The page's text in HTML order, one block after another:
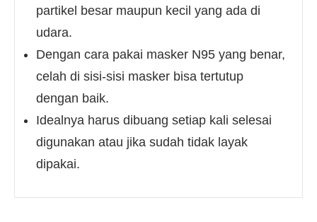
partikel besar maupun kecil yang ada di
udara.
Dengan cara pakai masker N95 yang benar,
celah di sisi-sisi masker bisa tertutup
dengan baik.
Idealnya harus dibuang setiap kali selesai
digunakan atau jika sudah tidak layak
dipakai.